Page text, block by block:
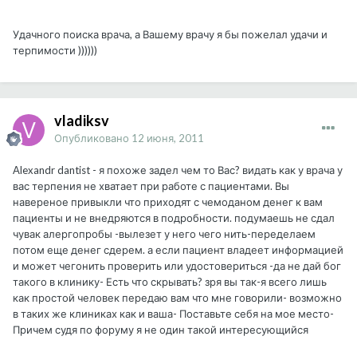
Удачного поиска врача, а Вашему врачу я бы пожелал удачи и
терпимости ))))))
vladiksv
Опубликовано 12 июня, 2011
Alexandr dantist - я похоже задел чем то Вас? видать как у врача у
вас терпения не хватает при работе с пациентами. Вы
навереное привыкли что приходят с чемоданом денег к вам
пациенты и не внедряются в подробности. подумаешь не сдал
чувак алергопробы -вылезет у него чего нить-переделаем
потом еще денег сдерем. а если пациент владеет информацией
и может чегонить проверить или удостовериться -да не дай бог
такого в клинику- Есть что скрывать? зря вы так-я всего лишь
как простой человек передаю вам что мне говорили- возможно
в таких же клиниках как и ваша- Поставьте себя на мое место-
Причем судя по форуму я не один такой интересующийся